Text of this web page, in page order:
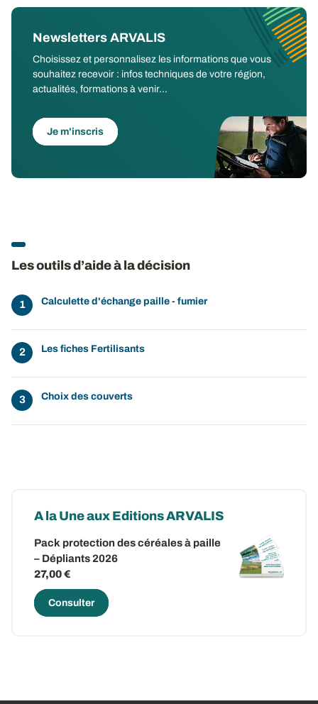
Newsletters ARVALIS
Choisissez et personnalisez les informations que vous
souhaitez recevoir : infos techniques de votre région,
actualités, formations à venir...
Je m'inscris
Les outils d’aide à la décision
Calculette d'échange paille - fumier
Les fiches Fertilisants
Choix des couverts
A la Une aux Editions ARVALIS
Pack protection des céréales à paille
– Dépliants 2026
27,00 €
Consulter